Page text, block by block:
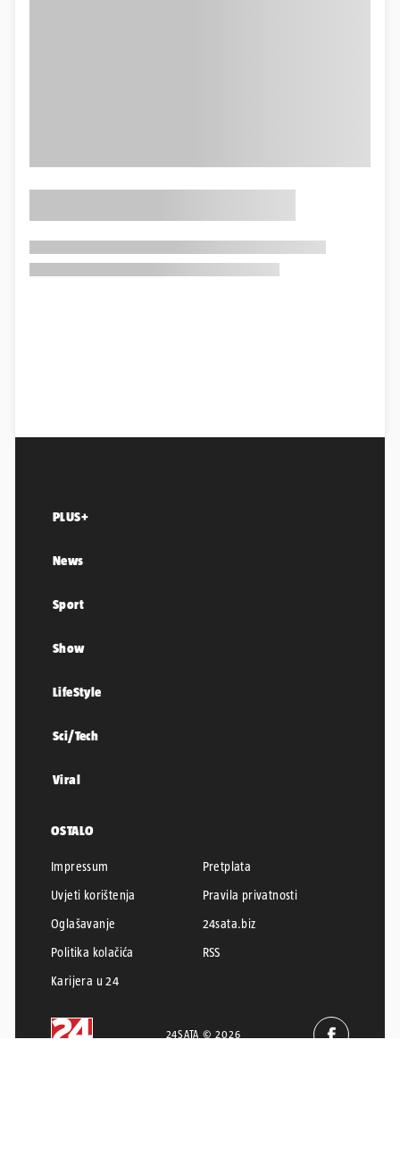
PLUS+
News
Sport
Show
LifeStyle
Sci/Tech
Viral
OSTALO
Impressum
Pretplata
Uvjeti korištenja
Pravila privatnosti
Oglašavanje
24sata.biz
Politika kolačića
RSS
Karijera u 24
24SATA © 2026